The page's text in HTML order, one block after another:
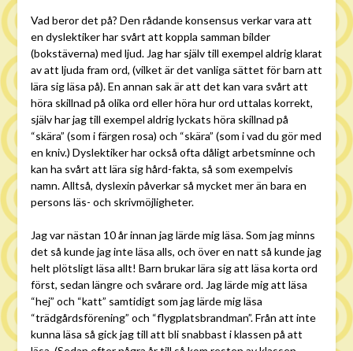
Vad beror det på? Den rådande konsensus verkar vara att
en dyslektiker har svårt att koppla samman bilder
(bokstäverna) med ljud. Jag har själv till exempel aldrig klarat
av att ljuda fram ord, (vilket är det vanliga sättet för barn att
lära sig läsa på). En annan sak är att det kan vara svårt att
höra skillnad på olika ord eller höra hur ord uttalas korrekt,
själv har jag till exempel aldrig lyckats höra skillnad på
“skära” (som i färgen rosa) och “skära” (som i vad du gör med
en kniv.) Dyslektiker har också ofta dåligt arbetsminne och
kan ha svårt att lära sig hård-fakta, så som exempelvis
namn. Alltså, dyslexin påverkar så mycket mer än bara en
persons läs- och skrivmöjligheter.
Jag var nästan 10 år innan jag lärde mig läsa. Som jag minns
det så kunde jag inte läsa alls, och över en natt så kunde jag
helt plötsligt läsa allt! Barn brukar lära sig att läsa korta ord
först, sedan längre och svårare ord. Jag lärde mig att läsa
“hej” och “katt” samtidigt som jag lärde mig läsa
“trädgårdsförening” och “flygplatsbrandman”. Från att inte
kunna läsa så gick jag till att bli snabbast i klassen på att